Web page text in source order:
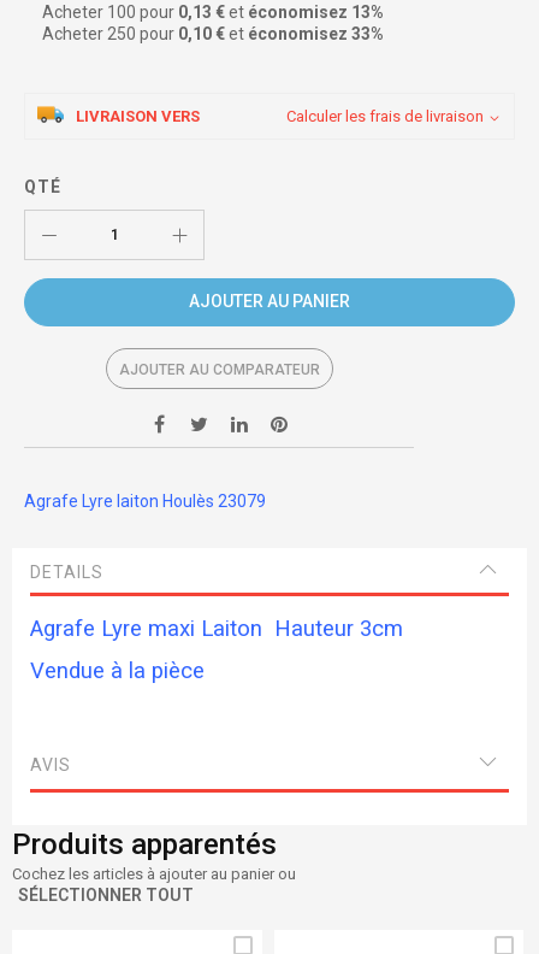
Acheter 100 pour 0,13 €et économisez 13%
Acheter 250 pour 0,10 €et économisez 33%
LIVRAISON VERS Calculer les frais de livraison
QTÉ
AJOUTER AU PANIER
AJOUTER AU COMPARATEUR
Agrafe Lyre laiton Houlès 23079
DETAILS
Agrafe Lyre maxi Laiton Hauteur 3cm
Vendue à la pièce
AVIS
Produits apparentés
Cochez les articles à ajouter au panier ou
SÉLECTIONNER TOUT